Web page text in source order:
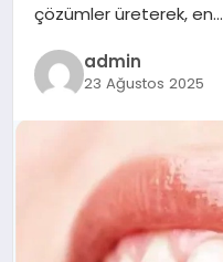
TEKNOLOJI
YAŞAM
çözümler üreterek, en…
admin
23 Ağustos 2025